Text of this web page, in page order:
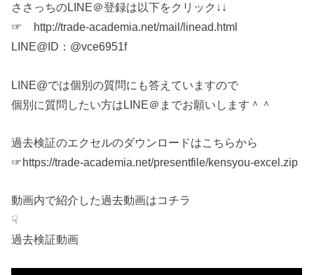
ささっちのLINE＠登録は以下をクリック↓↓
☞ http://trade-academia.net/mail/linead.html
LINE@ID：@vce6951f
LINE@では個別の質問にも答えていますので
個別に質問したい方はLINE＠までお願いします＾＾
過去検証のエクセルのダウンロードはこちらから
☞https://trade-academia.net/presentfile/kensyou-excel.zip
動画内で紹介した過去動画はコチラ
☟
過去検証動画